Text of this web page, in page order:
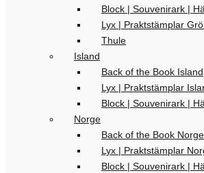
Block | Souvenirark |
Lyx | Praktstämplar
Thule
Island
Back of the Book Island
Lyx | Praktstämplar
Block | Souvenirark |
Norge
Back of the Book Norge
Lyx | Praktstämplar
Block | Souvenirark |